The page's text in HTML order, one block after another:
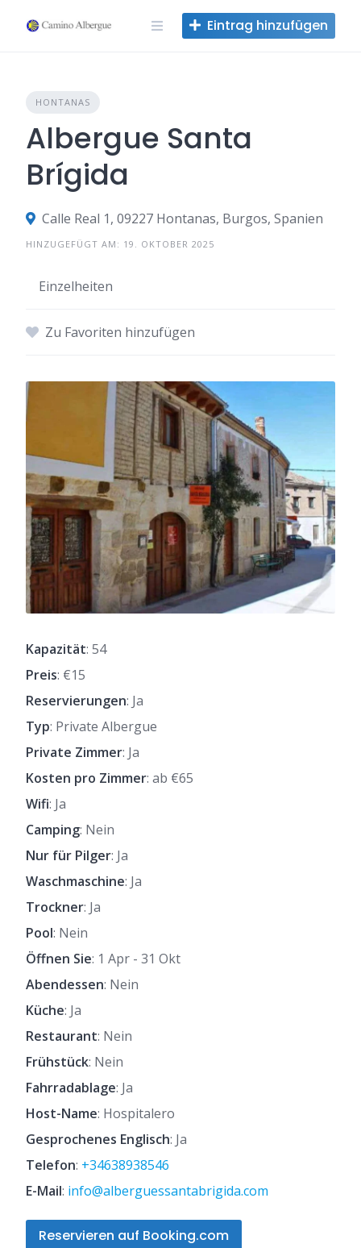
Inhalt
Eintrag hinzufügen
HONTANAS
Albergue Santa
Brígida
Calle Real 1, 09227 Hontanas, Burgos, Spanien
HINZUGEFÜGT AM: 19. OKTOBER 2025
Einzelheiten
Zu Favoriten hinzufügen
Kapazität: 54
Preis: €15
Reservierungen: Ja
Typ: Private Albergue
Private Zimmer: Ja
Kosten pro Zimmer: ab €65
Wifi: Ja
Camping: Nein
Nur für Pilger: Ja
Waschmaschine: Ja
Trockner: Ja
Pool: Nein
Öffnen Sie: 1 Apr - 31 Okt
Abendessen: Nein
Küche: Ja
Restaurant: Nein
Frühstück: Nein
Fahrradablage: Ja
Host-Name: Hospitalero
Gesprochenes Englisch: Ja
Telefon: +34638938546
E-Mail: info@alberguessantabrigida.com
Reservieren auf Booking.com